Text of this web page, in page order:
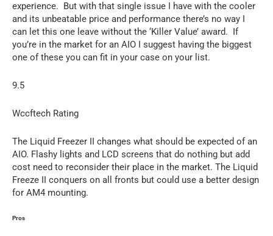
experience. But with that single issue I have with the cooler
and its unbeatable price and performance there’s no way I
can let this one leave without the ‘Killer Value’ award. If
you’re in the market for an AIO I suggest having the biggest
one of these you can fit in your case on your list.
9.5
Wccftech Rating
The Liquid Freezer II changes what should be expected of an
AIO. Flashy lights and LCD screens that do nothing but add
cost need to reconsider their place in the market. The Liquid
Freeze II conquers on all fronts but could use a better design
for AM4 mounting.
Pros